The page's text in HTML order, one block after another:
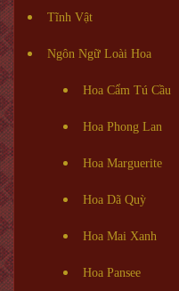
Tĩnh Vật
Ngôn Ngữ Loài Hoa
Hoa Cẩm Tú Cầu
Hoa Phong Lan
Hoa Marguerite
Hoa Dã Quỳ
Hoa Mai Xanh
Hoa Pansee